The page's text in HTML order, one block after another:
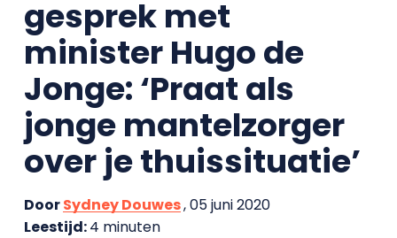
gesprek met
minister Hugo de
Jonge: ‘Praat als
jonge mantelzorger
over je thuissituatie’
DoorSydney Douwes, 05 juni 2020
Leestijd:4 minuten